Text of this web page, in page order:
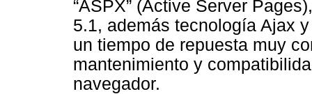
“ASPX” (Active Server
5.1, además tecnología Ajax
un tiempo de repuesta muy
mantenimiento y
navegador.